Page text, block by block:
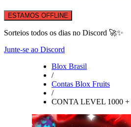
ESTAMOS OFFLINE
Sorteios todos os dias no Discord 🚀✨
Junte-se ao Discord
Blox Brasil
/
Contas Blox Fruits
/
CONTA LEVEL 1000